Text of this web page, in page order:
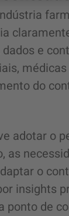
e
do
adotar o
o
insights
ponto de